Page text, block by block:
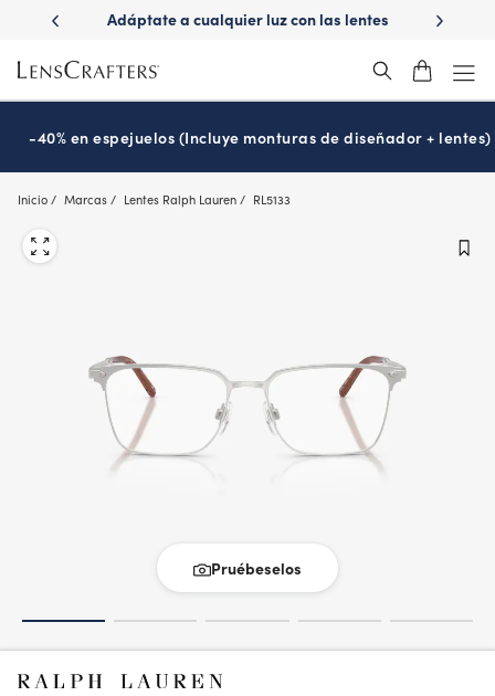
main
content
con
Adáptate a cualquier luz con las lentes
¿Es
-40% en espejuelos (Incluye monturas de diseñador + lentes)
Inicio Marcas Lentes Ralph Lauren RL5133
Pruébeselos